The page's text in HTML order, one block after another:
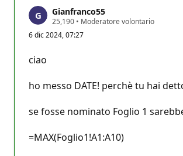
Gianfranco55
25,190 P
n
r
e
u
t
z
i
• Moderatore volontario
6 dic 2024, 07:27
ciao
ho messo DATE! perchè tu hai
se fosse nominato Foglio 1
=MAX(Foglio1!A1:A10)